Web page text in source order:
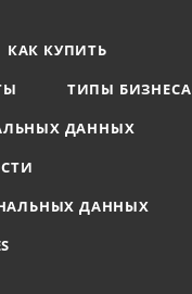
КАК КУПИТЬ
ТИПЫ БИЗНЕСА
ДАННЫХ
ДАННЫХ